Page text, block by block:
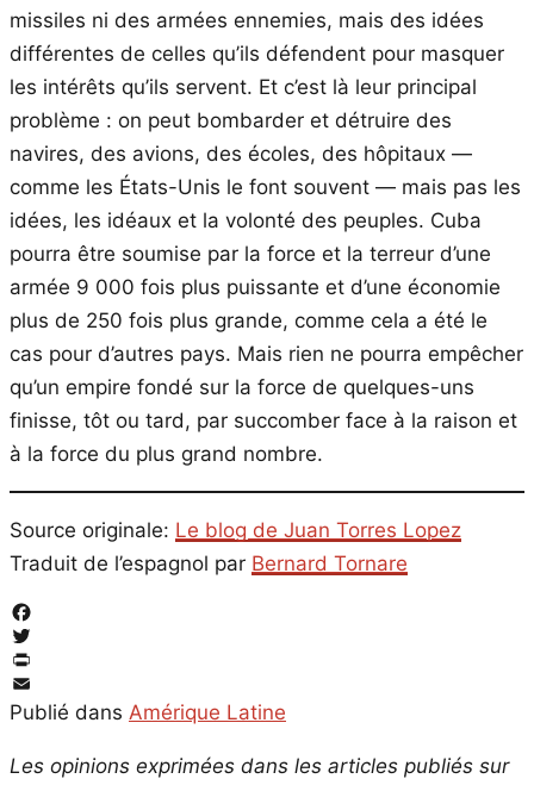
missiles ni des armées ennemies, mais des idées
différentes de celles qu’ils défendent pour masquer
les intérêts qu’ils servent. Et c’est là leur principal
problème : on peut bombarder et détruire des
navires, des avions, des écoles, des hôpitaux —
comme les États-Unis le font souvent — mais pas les
idées, les idéaux et la volonté des peuples. Cuba
pourra être soumise par la force et la terreur d’une
armée 9 000 fois plus puissante et d’une économie
plus de 250 fois plus grande, comme cela a été le
cas pour d’autres pays. Mais rien ne pourra empêcher
qu’un empire fondé sur la force de quelques-uns
finisse, tôt ou tard, par succomber face à la raison et
à la force du plus grand nombre.
Source originale: Le blog de Juan Torres Lopez
Traduit de l’espagnol par Bernard Tornare
Facebook
Twitter
PrintFriendly
Email
Publié dans Amérique Latine
Les opinions exprimées dans les articles publiés sur